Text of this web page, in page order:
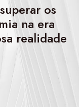
os
na era
realidade